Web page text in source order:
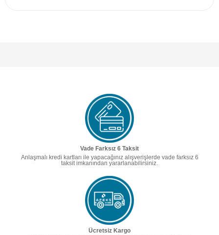
Vade Farksız 6 Taksit
Anlaşmalı kredi kartları ile yapacağınız alışverişlerde vade farksız 6
taksit imkanından yararlanabilirsiniz.
Ücretsiz Kargo